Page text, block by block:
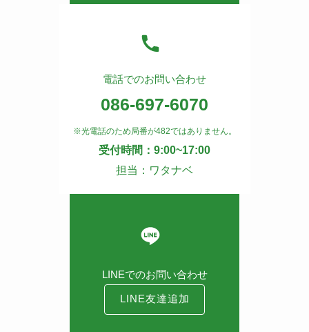
電話でのお問い合わせ
086-697-6070
※光電話のため局番が482ではありません。
受付時間：9:00~17:00
担当：ワタナベ
LINEでのお問い合わせ
LINE友達追加